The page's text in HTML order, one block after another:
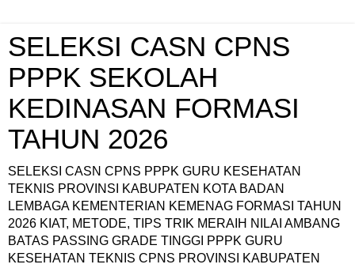
SELEKSI CASN CPNS
PPPK SEKOLAH
KEDINASAN FORMASI
TAHUN 2026
SELEKSI CASN CPNS PPPK GURU KESEHATAN
TEKNIS PROVINSI KABUPATEN KOTA BADAN
LEMBAGA KEMENTERIAN KEMENAG FORMASI TAHUN
2026 KIAT, METODE, TIPS TRIK MERAIH NILAI AMBANG
BATAS PASSING GRADE TINGGI PPPK GURU
KESEHATAN TEKNIS CPNS PROVINSI KABUPATEN